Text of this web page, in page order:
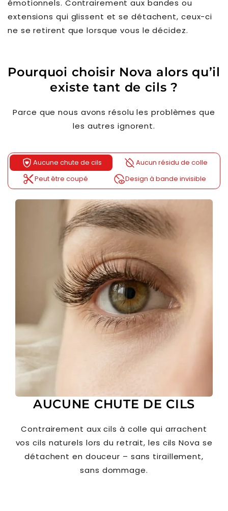
émotionnels. Contrairement aux bandes ou
extensions qui glissent et se détachent, ceux-ci
ne se retirent que lorsque vous le décidez.
Pourquoi choisir Nova alors qu’il
existe tant de cils ?
Parce que nous avons résolu les problèmes que
les autres ignorent.
shield_with_heart Aucune chute de cils format_color_reset Aucun résidu de colle
content_cutPeut être coupé disabled_visibleDesign à bande invisible
AUCUNE CHUTE DE CILS
Contrairement aux cils à colle qui arrachent
vos cils naturels lors du retrait, les cils Nova se
détachent en douceur – sans tiraillement,
sans dommage.